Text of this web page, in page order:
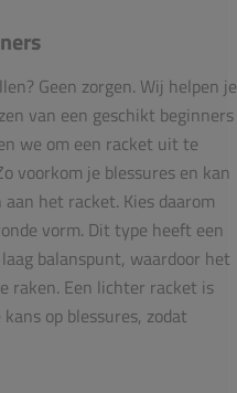
Geen zorgen. Wij helpen je
van een geschikt beginners
we om een racket uit te
voorkom je blessures en kan
het racket. Kies daarom
vorm. Dit type heeft een
balanspunt, waardoor het
raken. Een lichter racket is
op blessures, zodat